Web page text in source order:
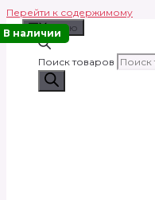
Перейти к содержимому
Меню
Поиск товаров
В наличии